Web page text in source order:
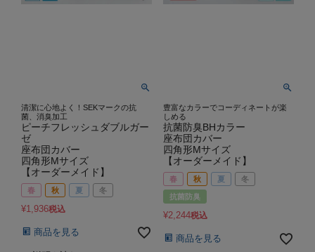
清潔に心地よく！SEKマークの抗
菌、消臭加工
ピーチフレッシュダブルガー
ゼ
座布団カバー
四角形Mサイズ
【オーダーメイド】
春 秋 夏 冬
¥1,936税込
商品を見る
豊富なカラーでコーディネートが楽
しめる
抗菌防臭BHカラー
座布団カバー
四角形Mサイズ
【オーダーメイド】
春 秋 夏 冬
抗菌防臭
¥2,244税込
商品を見る